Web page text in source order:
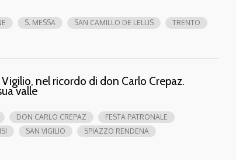
S. MESSA SAN CAMILLO DE LELLIS TRENTO
nel ricordo di don Carlo Crepaz.
valle
DON CARLO CREPAZ
FESTA PATRONALE
SAN VIGILIO
SPIAZZO RENDENA